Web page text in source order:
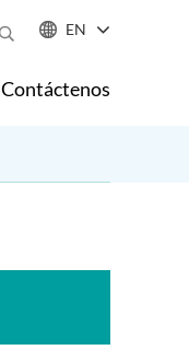
 EN
Contáctenos